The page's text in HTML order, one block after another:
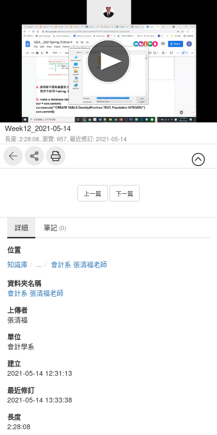
Week12_2021-05-14
長度: 2:28:08, 瀏覽: 957, 最近修訂: 2021-05-14
上一篇 下一篇
詳細 筆記 (0)
位置
知識庫
...
會計系 張清福老師
資料夾名稱
會計系 張清福老師
上傳者
張清福
單位
會計學系
建立
2021-05-14 12:31:13
最近修訂
2021-05-14 13:33:38
長度
2:28:08